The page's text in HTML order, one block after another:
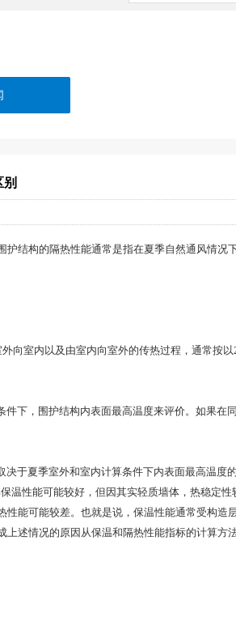
结构的隔热性能通常是指在夏季自然通风情况
室内以及由室内向室外的传热过程，通常按以
下，围护结构内表面最高温度来评价。如果在
于夏季室外和室内计算条件下内表面最高温度
温性能可能较好，但因其实轻质墙体，热稳定性
能可能较差。也就是说，保温性能通常受构造
述情况的原因从保温和隔热性能指标的计算方